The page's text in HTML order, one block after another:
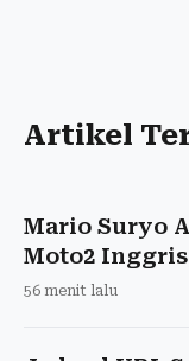
Artikel
Mario Suryo
Moto2
56 menit lalu